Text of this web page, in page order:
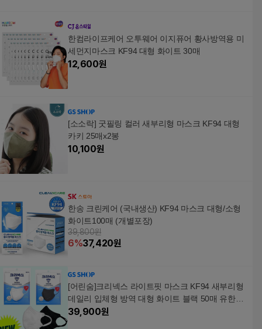
한컴라이프케어 오투웨어 이지퓨어 황사방역용 미
세먼지마스크 KF94 대형 화이트 30매
12,600원
[소소락] 굿필링 컬러 새부리형 마스크 KF94 대형
카키 25매x2봉
10,100원
한송 크린케어 (국내생산) KF94 마스크 대형/소형
화이트100매 (개별포장)
39,800원
6%37,420원
[어린숨]크리넥스 라이트핏 마스크 KF94 새부리형
데일리 입체형 방역 대형 화이트 블랙 50매 유한킴
벌
39,900원